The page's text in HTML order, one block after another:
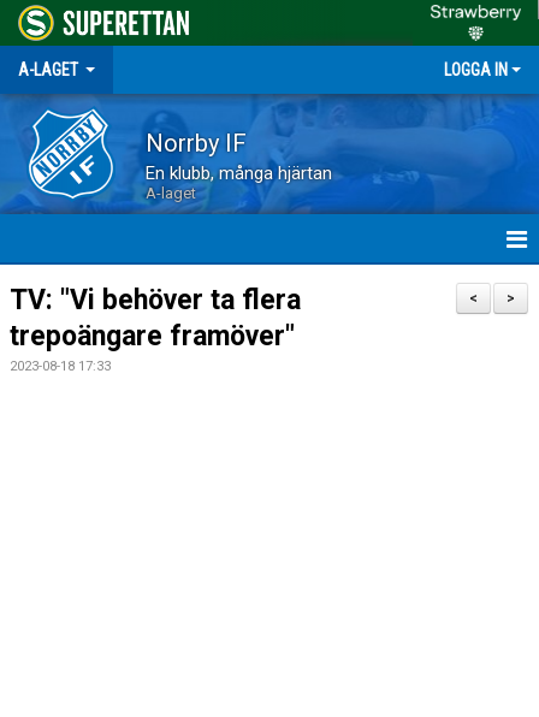
A-LAGET LOGGA IN
Norrby IF
En klubb, många hjärtan
A-laget
HEM
NYHETER
>
<
TV: "Vi behöver ta flera
trepoängare framöver"
2023-08-18 17:33